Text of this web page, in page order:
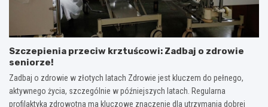
Szczepienia przeciw krztuścowi: Zadbaj o zdrowie
seniorze!
Zadbaj o zdrowie w złotych latach Zdrowie jest kluczem do pełnego,
aktywnego życia, szczególnie w późniejszych latach. Regularna
profilaktyka zdrowotna ma kluczowe znaczenie dla utrzymania dobrej